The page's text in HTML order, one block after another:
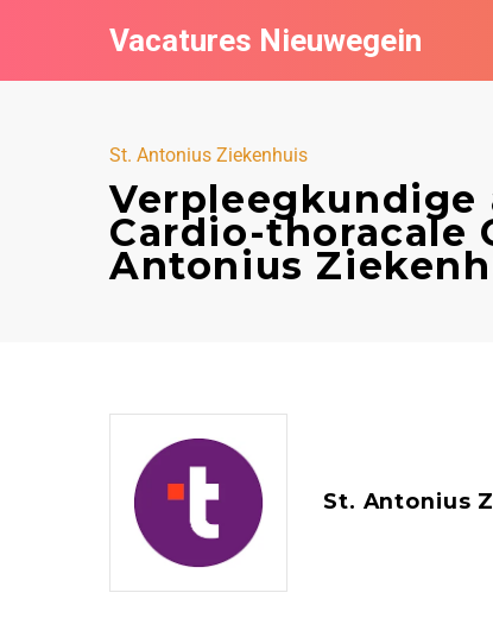
Vacatures Nieuwegein
St. Antonius Ziekenhuis
Cardio-thoracale
Antonius
St. Antonius